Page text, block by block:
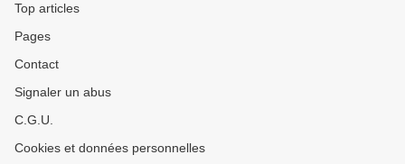
Top articles
Pages
Contact
Signaler un abus
C.G.U.
Cookies et données personnelles